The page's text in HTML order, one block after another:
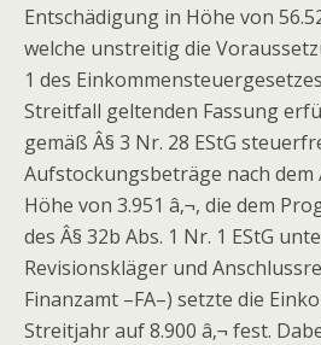
Entschädigung in Höhe von
welche unstreitig die
1 des
Streitfall geltenden Fassung
gemäß Â§ 3 Nr. 28 EStG
Aufstockungsbeträge nach
Höhe von 3.951 â‚¬, die dem
des Â§ 32b Abs. 1 Nr. 1 EStG
Revisionskläger und
Finanzamt –FA–) setzte die
Streitjahr auf 8.900 â‚¬ fest.